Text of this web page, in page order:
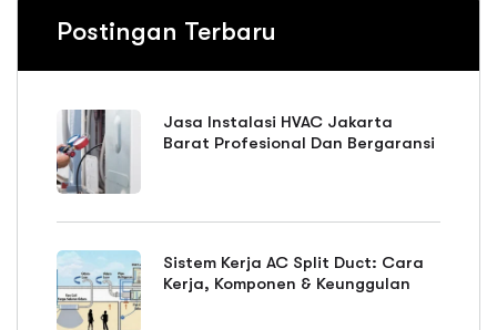
Postingan Terbaru
Jasa Instalasi HVAC Jakarta
Barat Profesional Dan Bergaransi
Sistem Kerja AC Split Duct: Cara
Kerja, Komponen & Keunggulan